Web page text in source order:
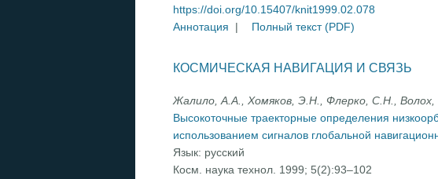
https://doi.org/10.15407/knit1999.02.078
Аннотация
| Полный текст (PDF)
КОСМИЧЕСКАЯ НАВИГАЦИЯ И СВЯЗЬ
Жалило, А.А., Хомяков, Э.Н., Флерко, С.Н., Волох,
Высокоточные траекторные определения
использованием сигналов глобальной
Язык: русский
Косм. наука технол. 1999; 5(2):93–102